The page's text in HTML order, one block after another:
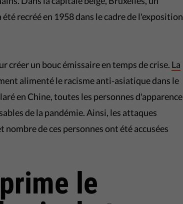
recréé en 1958 dans le cadre de l'exposition
créer un bouc émissaire en temps de crise. La
alimenté le racisme anti-asiatique dans le
en Chine, toutes les personnes d'apparence
de la pandémie. Ainsi, les attaques
de ces personnes ont été accusées
le